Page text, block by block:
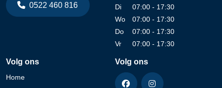
0522 460 816
Di
07:00 - 17:30
Wo
07:00 - 17:30
Do
07:00 - 17:30
Vr
07:00 - 17:30
Volg ons
Home
Volg ons